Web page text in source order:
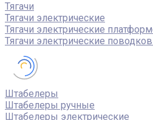
Тягачи
Тягачи электрические
Тягачи электрические
Тягачи электрические
Штабелеры
Штабелеры ручные
Штабелеры электрические